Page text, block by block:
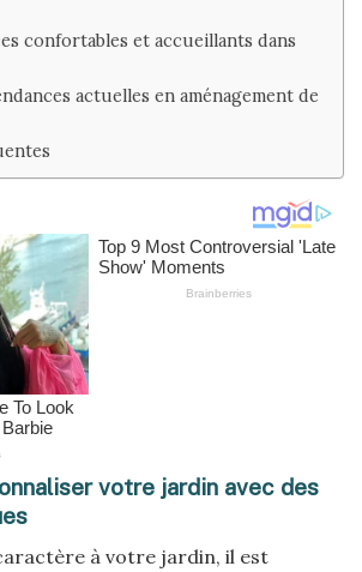
confortables et accueillants dans
actuelles en aménagement de
votre jardin avec des
à votre jardin, il est